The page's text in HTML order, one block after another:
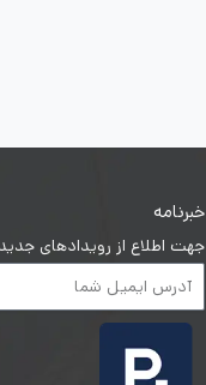
خبرنامه
جهت اطلاع از رویدادهای